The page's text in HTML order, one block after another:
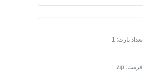
تعداد پارت: 1
فرمت:
zip